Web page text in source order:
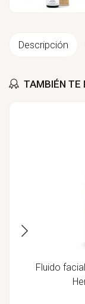
Descripción
TAMBIÉN TE
Fluido